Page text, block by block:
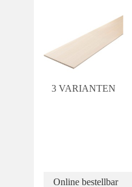
3 VARIANTEN
Online bestellbar